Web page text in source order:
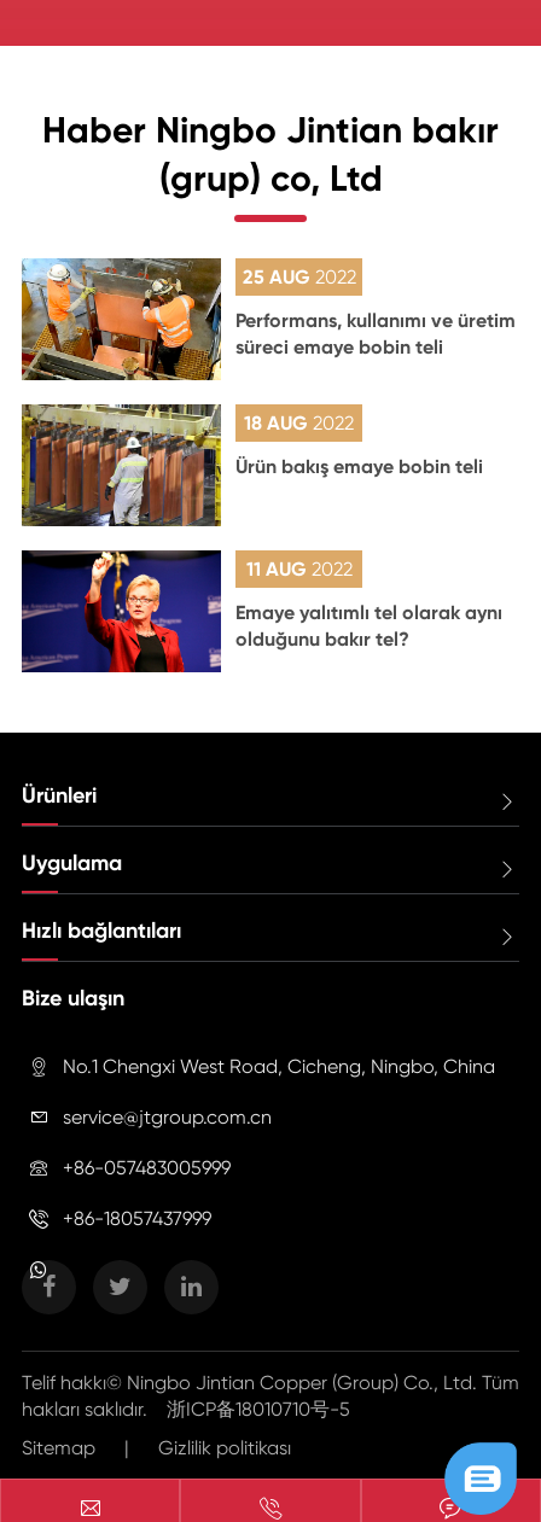
Haber Ningbo Jintian bakır
(grup) co, Ltd
25 AUG 2022
Performans, kullanımı ve üretim
süreci emaye bobin teli
18 AUG2022
Ürün bakış emaye bobin teli
11 AUG 2022
Emaye yalıtımlı tel olarak aynı
olduğunu bakır tel?
Ürünleri 
Uygulama 
Hızlı bağlantıları 
Bize ulaşın
 No.1 Chengxi West Road, Cicheng, Ningbo, China
 service@jtgroup.com.cn
 +86-057483005999
 +86-18057437999
Telif hakkı© Ningbo Jintian Copper (Group) Co., Ltd. Tüm
hakları saklıdır. 浙ICP备18010710号-5
Sitemap
| Gizlilik politikası
  